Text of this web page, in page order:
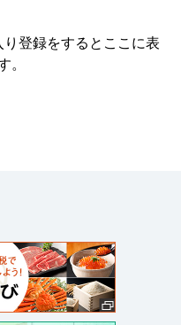
登録をすると ここに表
。